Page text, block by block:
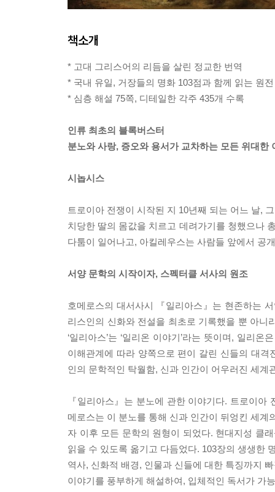
책소개
* 고대 그리스어의 리듬을 살린 정교한 번역
* 국내 유일, 거장들의 명화 103점과 함께 읽는 원
* 심층 해설 75쪽, 디테일한 각주 435개 수록
인류 최초의 블록버스터
분노와 사랑, 증오와 용서가 교차하는 모든 위대한
시놉시스
트로이아 전쟁이 시작된 지 10년째 되는 어느 날,
치당한 딸의 몸값을 치르고 데려가기를 청했으나
다툼이 일어나고, 아킬레우스는 사람들 앞에서 공
서양 문학의 시작이자, 스펙터클 서사의 원조
호메로스의 대서사시 『일리아스』는 현존하는
리스인의 신화와 전설을 최초로 기록했을 뿐 아
‘일리아스’는 ‘일리온 이야기’라는 뜻이며, 일리
이해관계에 따라 양쪽으로 편이 갈린 신들의 대
인의 문학적인 탁월함, 신과 인간이 어우러진 세
『일리아스』는 분노에 관한 이야기다. 트로이
메로스는 이 분노를 통해 신과 인간이 뒤엉킨 세
자 이후 모든 문학의 원형이 되었다. 현대지성 클
읽을 수 있도록 옮기고 다듬었다. 103장의 생생한
역사, 신화적 배경, 인물과 신들에 대한 특징까지
이야기를 풍부하게 해설하여, 입체적인 독서가 가